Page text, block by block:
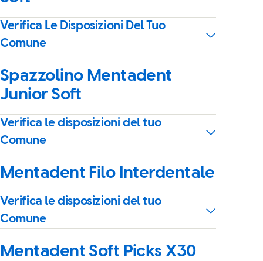
Verifica Le Disposizioni Del Tuo
Comune
Spazzolino Mentadent
Junior Soft
Verifica le disposizioni del tuo
Comune
Mentadent Filo Interdentale
Verifica le disposizioni del tuo
Comune
Mentadent Soft Picks X30